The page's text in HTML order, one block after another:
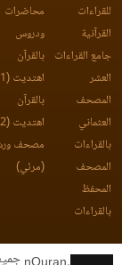
للقراءات
القرآنية
جامع القراءات
العشر
المصحف
العثماني
بالقراءات
المصحف
المحفظ
بالقراءات
محاضرات
ودروس
بالقرآن
اهتديت (1)
بالقرآن
اهتديت (2)
مصحف
(مرئي)